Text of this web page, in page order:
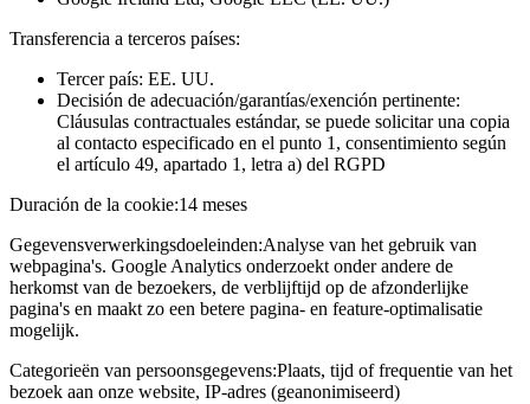
Transferencia a terceros países:
Tercer país: EE. UU.
Decisión de adecuación/garantías/exención pertinente:
Cláusulas contractuales estándar, se puede solicitar una copia
al contacto especificado en el punto 1, consentimiento según
el artículo 49, apartado 1, letra a) del RGPD
Duración de la cookie:14 meses
Gegevensverwerkingsdoeleinden:Analyse van het gebruik van
webpagina's. Google Analytics onderzoekt onder andere de
herkomst van de bezoekers, de verblijftijd op de afzonderlijke
pagina's en maakt zo een betere pagina- en feature-optimalisatie
mogelijk.
Categorieën van persoonsgegevens:Plaats, tijd of frequentie van het
bezoek aan onze website, IP-adres (geanonimiseerd)